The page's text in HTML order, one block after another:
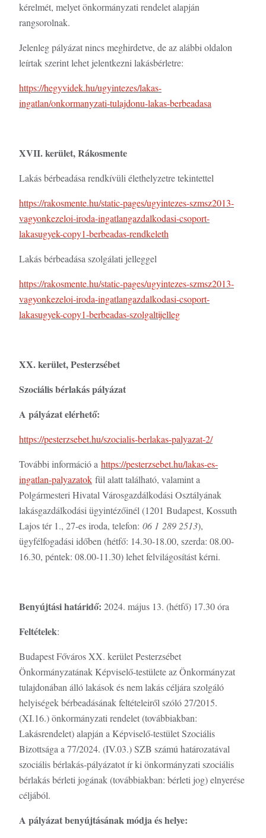
kérelmét, melyet önkormányzati rendelet alapján
rangsorolnak.
Jelenleg pályázat nincs meghirdetve, de az alábbi oldalon
leírtak szerint lehet jelentkezni lakásbérletre:
https://hegyvidek.hu/ugyintezes/lakas-
ingatlan/onkormanyzati-tulajdonu-lakas-berbeadasa
XVII. kerület, Rákosmente
Lakás bérbeadása rendkívüli élethelyzetre tekintettel
https://rakosmente.hu/static-pages/ugyintezes-szmsz2013-
vagyonkezeloi-iroda-ingatlangazdalkodasi-csoport-
lakasugyek-copy1-berbeadas-rendkeleth
Lakás bérbeadása szolgálati jelleggel
https://rakosmente.hu/static-pages/ugyintezes-szmsz2013-
vagyonkezeloi-iroda-ingatlangazdalkodasi-csoport-
lakasugyek-copy1-berbeadas-szolgaltijelleg
XX. kerület, Pesterzsébet
Szociális bérlakás pályázat
A pályázat elérhető:
https://pesterzsebet.hu/szocialis-berlakas-palyazat-2/
További információ a https://pesterzsebet.hu/lakas-es-
ingatlan-palyazatok fül alatt található, valamint a
Polgármesteri Hivatal Városgazdálkodási Osztályának
lakásgazdálkodási ügyintézőinél (1201 Budapest, Kossuth
Lajos tér 1., 27-es iroda, telefon: 06 1 289 2513),
ügyfélfogadási időben (hétfő: 14.30-18.00, szerda: 08.00-
16.30, péntek: 08.00-11.30) lehet felvilágosítást kérni.
Benyújtási határidő: 2024. május 13. (hétfő) 17.30 óra
Feltételek:
Budapest Főváros XX. kerület Pesterzsébet
Önkormányzatának Képviselő-testülete az Önkormányzat
tulajdonában álló lakások és nem lakás céljára szolgáló
helyiségek bérbeadásának feltételeiről szóló 27/2015.
(XI.16.) önkormányzati rendelet (továbbiakban:
Lakásrendelet) alapján a Képviselő-testület Szociális
Bizottsága a 77/2024. (IV.03.) SZB számú határozatával
szociális bérlakás-pályázatot ír ki önkormányzati szociális
bérlakás bérleti jogának (továbbiakban: bérleti jog) elnyerése
céljából.
A pályázat benyújtásának módja és helye: